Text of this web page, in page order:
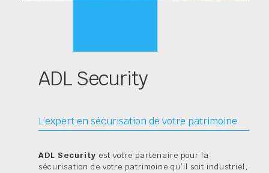
ADL Security
L’expert en sécurisation de votre patrimoine
ADL Security est votre partenaire pour la
sécurisation de votre patrimoine qu’il soit industriel,